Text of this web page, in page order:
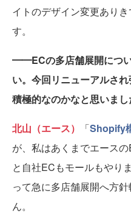
イトのデザイン変更あり
す。
━━ECの多店舗展開につ
い。今回リニューアルされ
積極的なのかなと思いまし
北山（エース） 「Shopify
が、私はあくまでエース
と自社ECもモールもやり
って急に多店舗展開へ方
ん。